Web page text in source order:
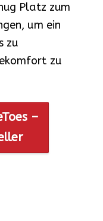
Platz zum
um ein
zu
zu
–